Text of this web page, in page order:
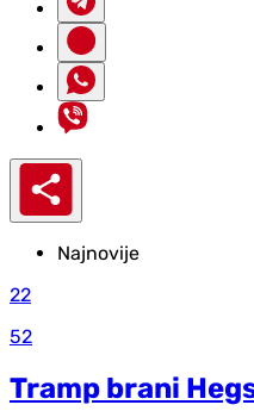
Najnovije
22
52
Tramp brani